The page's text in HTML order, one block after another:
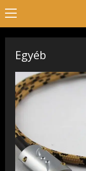
Primary
Menu
Egyéb